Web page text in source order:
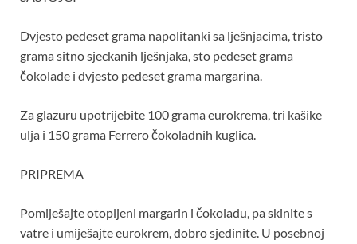
Dvjesto pedeset grama napolitanki sa lješnjacima, tristo
grama sitno sjeckanih lješnjaka, sto pedeset grama
čokolade i dvjesto pedeset grama margarina.
Za glazuru upotrijebite 100 grama eurokrema, tri kašike
ulja i 150 grama Ferrero čokoladnih kuglica.
PRIPREMA
Pomiješajte otopljeni margarin i čokoladu, pa skinite s
vatre i umiješajte eurokrem, dobro sjedinite. U posebnoj